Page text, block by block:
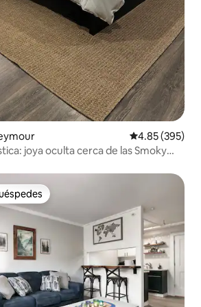
Calificación
4.85 (395)
joya oculta cerca de las Smoky
preferido